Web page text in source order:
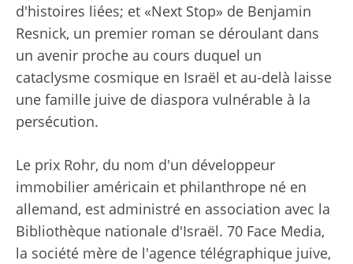
d'histoires liées; et «Next Stop» de Benjamin
Resnick, un premier roman se déroulant dans
un avenir proche au cours duquel un
cataclysme cosmique en Israël et au-delà laisse
une famille juive de diaspora vulnérable à la
persécution.
Le prix Rohr, du nom d'un développeur
immobilier américain et philanthrope né en
allemand, est administré en association avec la
Bibliothèque nationale d'Israël. 70 Face Media,
la société mère de l'agence télégraphique juive,